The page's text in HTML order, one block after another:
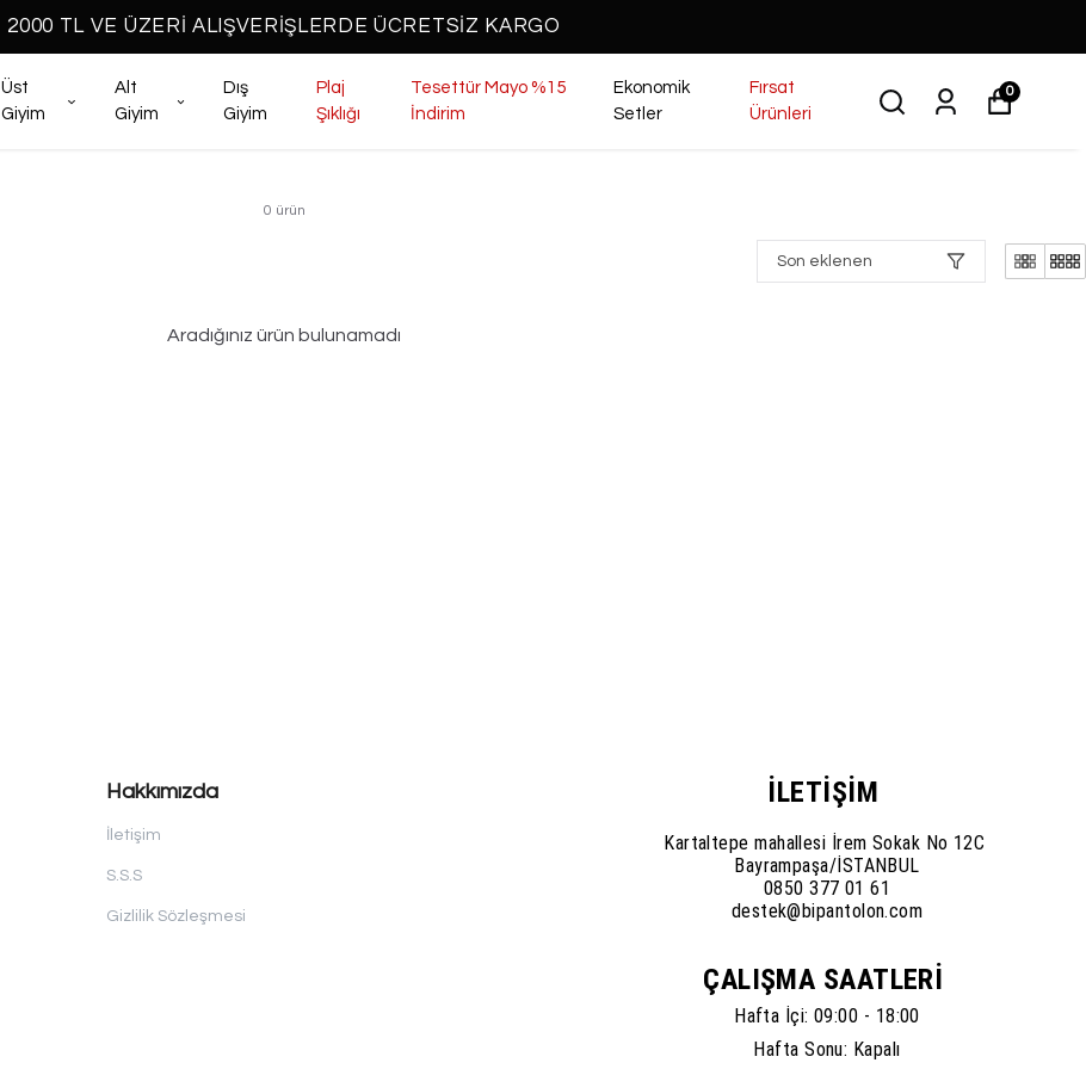
2000 TL VE ÜZERİ ALIŞVERİŞLERDE ÜCRETSİZ KARGO
Üst
Giyim
Alt
Giyim
Dış
Giyim
Plaj
Şıklığı
Tesettür Mayo %15
İndirim
Ekonomik
Setler
Fırsat
Ürünleri
0
0 ürün
Son eklenen
Aradığınız ürün bulunamadı
Hakkımızda
İletişim
S.S.S
Gizlilik Sözleşmesi
İLETİŞİM
Kartaltepe mahallesi İrem Sokak No 12C
Bayrampaşa/İSTANBUL
0850 377 01 61
destek@bipantolon.com
ÇALIŞMA SAATLERİ
Hafta İçi: 09:00 - 18:00
Hafta Sonu: Kapalı